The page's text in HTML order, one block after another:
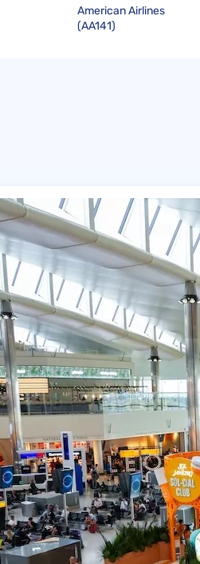
American Airlines
(AA141)